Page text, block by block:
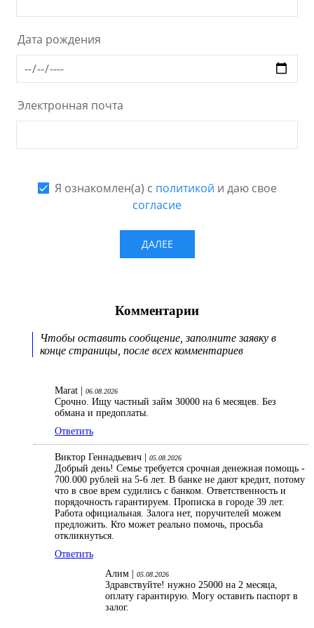
Комментарии
Чтобы оставить сообщение, заполните заявку в
конце страницы, после всех комментариев
Marat | 06.08.2026
Срочно. Ищу частный займ 30000 на 6 месяцев. Без
обмана и предоплаты.
Ответить
Виктор Геннадьевич | 05.08.2026
Добрый день! Семье требуется срочная денежная помощь -
700.000 рублей на 5-6 лет. В банке не дают кредит, потому
что в свое врем судились с банком. Ответственность и
порядочность гарантируем. Прописка в городе 39 лет.
Работа официальная. Залога нет, поручителей можем
предложить. Кто может реально помочь, просьба
откликнуться.
Ответить
Алим |
05.08.2026
Здравствуйте! нужно 25000 на 2 месяца,
оплату гарантирую. Могу оставить паспорт в
залог.